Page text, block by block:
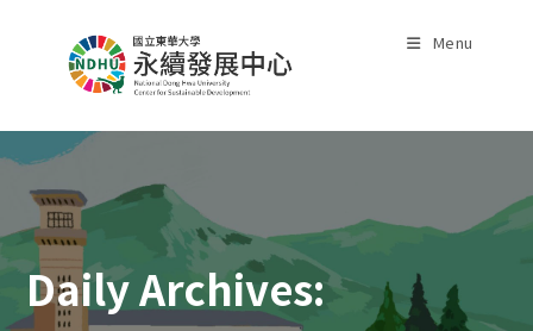
Menu
Daily Archives: